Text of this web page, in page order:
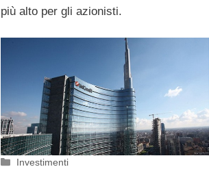
più alto per gli azionisti.
Categorie
Investimenti